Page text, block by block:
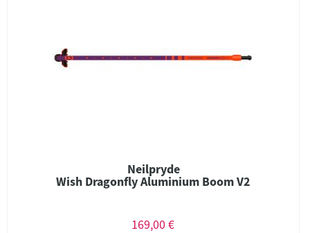
Neilpryde
Wish Dragonfly Aluminium Boom V2
169,00 €